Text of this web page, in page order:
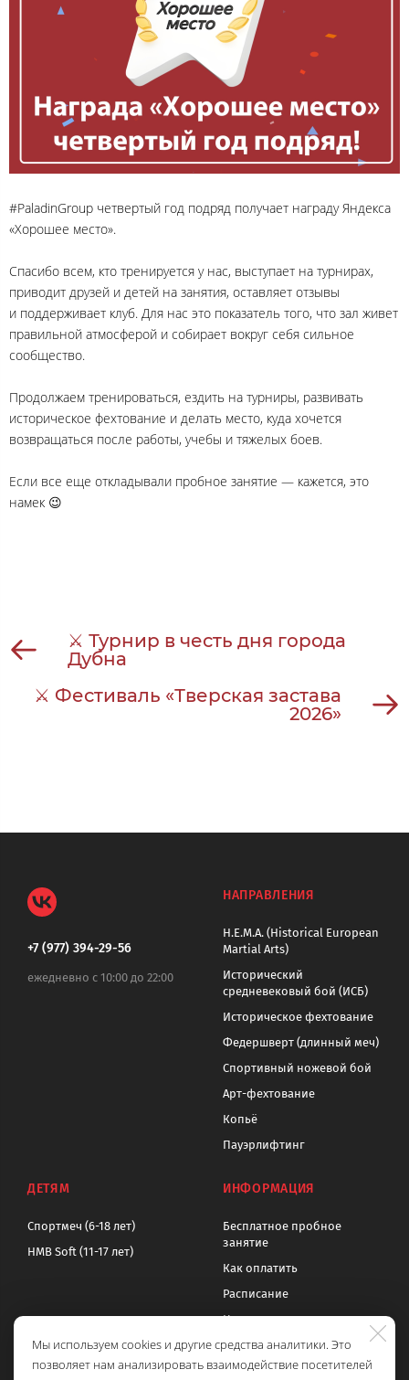
#PaladinGroup четвертый год подряд получает награду Яндекса
«Хорошее место».
Спасибо всем, кто тренируется у нас, выступает на турнирах,
приводит друзей и детей на занятия, оставляет отзывы
и поддерживает клуб. Для нас это показатель того, что зал живет
правильной атмосферой и собирает вокруг себя сильное
сообщество.
Продолжаем тренироваться, ездить на турниры, развивать
историческое фехтование и делать место, куда хочется
возвращаться после работы, учебы и тяжелых боев.
Если все еще откладывали пробное занятие — кажется, это
намек 😉
⚔ Турнир в честь дня города
Дубна
⚔ Фестиваль «Тверская застава
2026»
+7 (977) 394-29-56
ежедневно с 10:00 до 22:00
НАПРАВЛЕНИЯ
H.E.M.A. (Historical European
Martial Arts)
Исторический
средневековый бой (ИСБ)
Историческое фехтование
Федершверт (длинный меч)
Спортивный ножевой бой
Арт-фехтование
Копьё
Пауэрлифтинг
ДЕТЯМ
Спортмеч (6-18 лет)
HMB Soft (11-17 лет)
ИНФОРМАЦИЯ
Бесплатное пробное
занятие
Как оплатить
Расписание
Цены
Контакты
Политика обработки
Мы используем cookies и другие средства аналитики. Это
позволяет нам анализировать взаимодействие посетителей